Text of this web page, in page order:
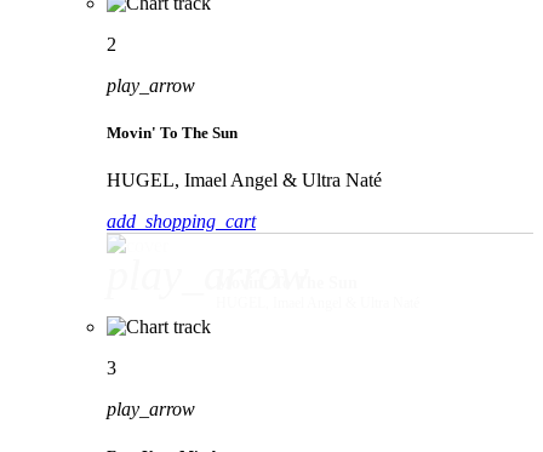
2
play_arrow
Movin' To The Sun
HUGEL, Imael Angel & Ultra Naté
add_shopping_cart
3
play_arrow